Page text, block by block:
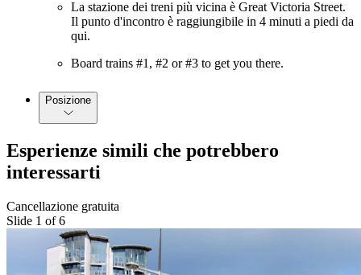
La stazione dei treni più vicina è Great Victoria Street.
Il punto d'incontro è raggiungibile in 4 minuti a piedi da
qui.
Board trains #1, #2 or #3 to get you there.
Posizione
Esperienze simili che potrebbero
interessarti
Cancellazione gratuita
Slide 1 of 6